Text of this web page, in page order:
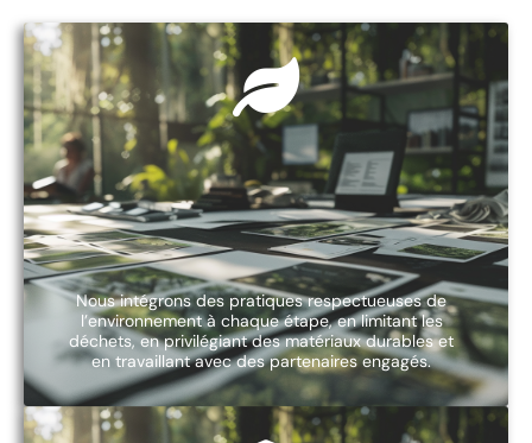
Nous intégrons des pratiques respectueuses de
l’environnement à chaque étape, en limitant les
déchets, en privilégiant des matériaux durables et
en travaillant avec des partenaires engagés.